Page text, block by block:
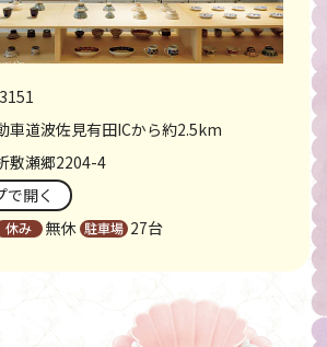
車道波佐見有田ICから約2.5km
敷瀬郷2204-4
開く
無休 27台